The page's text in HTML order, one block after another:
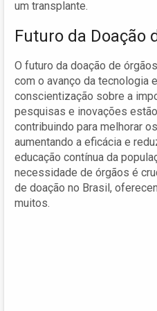
um transplante.
Futuro da Doação
O futuro da doação de
com o avanço da tecnologia
conscientização sobre a
pesquisas e inovações
contribuindo para melhorar
aumentando a eficácia e
educação contínua da
necessidade de órgãos é
de doação no Brasil,
muitos.